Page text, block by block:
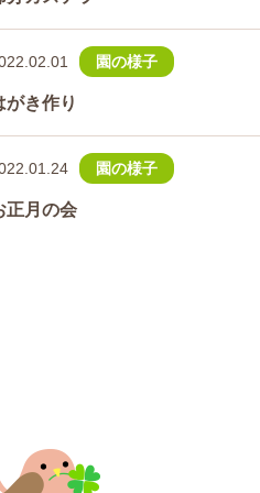
園の様子
がき作り
園の様子
正月の会